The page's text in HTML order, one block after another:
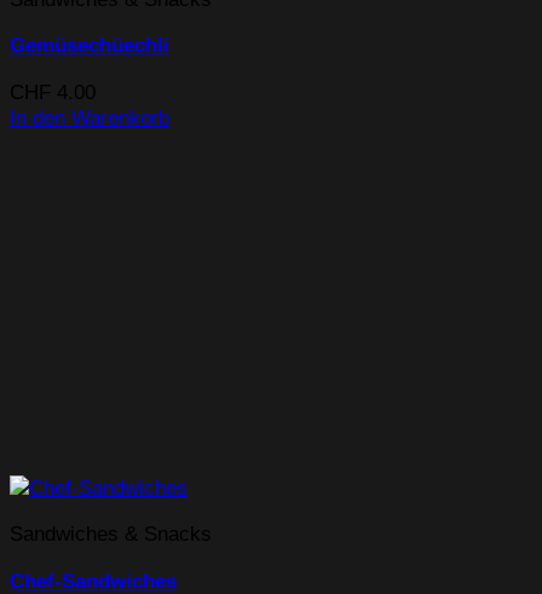
Gemüsechüechli
CHF 4.00
In den Warenkorb
Sandwiches & Snacks
Chef-Sandwiches